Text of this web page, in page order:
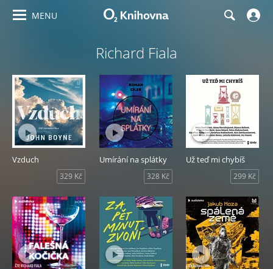
MENU
Richard Fiala
Vzduch
329 Kč
Umírání na splátky
328 Kč
Už teď mi chybíš
299 Kč